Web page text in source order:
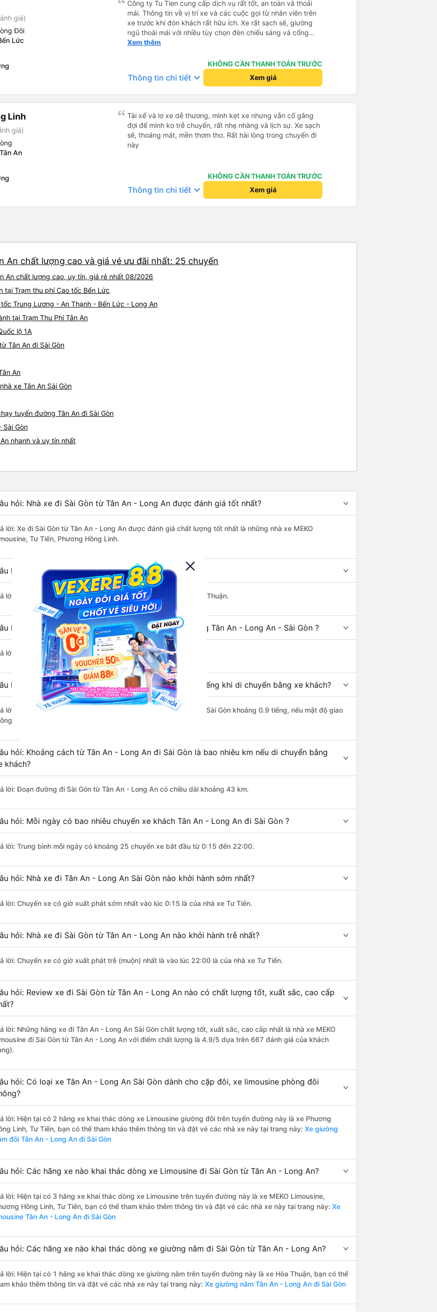
giá)
Đôi
Lức
Công ty Tu Tien cung cấp dịch vụ rất tốt, an toàn và thoải
mái. Thông tin về vị trí xe và các cuộc gọi từ nhân viên trên
xe trước khi đón khách rất hữu ích. Xe rất sạch sẽ, giường
ngủ thoải mái với nhiều tùy chọn đèn chiếu sáng và cổng
USB được đặt ở vị trí thuận tiện. Nhân viên rất lịch sự và xe
Xem thêm
KHÔNG CẦN THANH TOÁN TRƯỚC
Thông tin chi tiết keyboard_arrow_down Xem giá
Linh
giá)
An
Tài xế và lơ xe dễ thương, mình kẹt xe nhưng vẫn cố gắng
đợi để mình ko trễ chuyến, rất nhẹ nhàng và lịch sự. Xe sạch
sẽ, thoáng mát, mền thơm tho. Rất hài lòng trong chuyến đi
này
KHÔNG CẦN THANH TOÁN TRƯỚC
Thông tin chi tiết keyboard_arrow_down Xem giá
An chất lượng cao và giá vé ưu đãi nhất: 25 chuyến
An chất lượng cao, uy tín, giá rẻ nhất 08/2026
tại Trạm thu phí Cao tốc Bến Lức
Trung Lương - An Thạnh - Bến Lức - Long An
tại Trạm Thu Phí Tân An
lộ 1A
Tân An đi Sài Gòn
An
xe Tân An Sài Gòn
tuyến đường Tân An đi Sài Gòn
Sài Gòn
nhanh và uy tín nhất
hỏi: Nhà xe đi Sài Gòn từ Tân An - Long An được đánh giá tốt nhất?
lời: Xe đi Sài Gòn từ Tân An - Long An được đánh giá chất lượng tốt nhất là những nhà xe MEKO
Tư Tiến, Phương Hồng Linh.
hỏi: Xe nào đi Sài Gòn có giá rẻ nhất?
lời: Vé xe rẻ nhất có mức giá là 130.000 đồng của nhà xe Hòa Thuận.
hỏi: Có bao nhiêu nhà xe đang khai thác tuyến đường Tân An - Long An - Sài Gòn ?
lời: Hiện tại có 4 nhà xe khai thác tuyến đường.
hỏi: Từ Tân An - Long An đi Sài Gòn mất bao nhiêu tiếng khi di chuyển bằng xe khách?
lời: Thời gian di chuyển bằng xe khách từ Tân An - Long An đi Sài Gòn khoảng 0.9 tiếng, nếu mật độ giao
thuận lợi.
hỏi: Khoảng cách từ Tân An - Long An đi Sài Gòn là bao nhiêu km nếu di chuyển bằng
khách?
lời: Đoạn đường đi Sài Gòn từ Tân An - Long An có chiều dài khoảng 43 km.
hỏi: Mỗi ngày có bao nhiêu chuyến xe khách Tân An - Long An đi Sài Gòn ?
lời: Trung bình mỗi ngày có khoảng 25 chuyến xe bắt đầu từ 0:15 đến 22:00.
hỏi: Nhà xe đi Tân An - Long An Sài Gòn nào khởi hành sớm nhất?
lời: Chuyến xe có giờ xuất phát sớm nhất vào lúc 0:15 là của nhà xe Tư Tiến.
hỏi: Nhà xe đi Sài Gòn từ Tân An - Long An nào khởi hành trễ nhất?
lời: Chuyến xe có giờ xuất phát trễ (muộn) nhất là vào lúc 22:00 là của nhà xe Tư Tiến.
hỏi: Review xe đi Sài Gòn từ Tân An - Long An nào có chất lượng tốt, xuất sắc, cao cấp
lời: Những hãng xe đi Tân An - Long An Sài Gòn chất lượng tốt, xuất sắc, cao cấp nhất là nhà xe MEKO
đi Sài Gòn từ Tân An - Long An với điểm chất lượng là 4.9/5 dựa trên 667 đánh giá của khách
hỏi: Có loại xe Tân An - Long An Sài Gòn dành cho cặp đôi, xe limousine phòng đôi
lời: Hiện tại có 2 hãng xe khai thác dòng xe Limousine giường đôi trên tuyến đường này là xe Phương
Linh, Tư Tiến, bạn có thể tham khảo thêm thông tin và đặt vé các nhà xe này tại trang này: Xe giường
đôi Tân An - Long An đi Sài Gòn
hỏi: Các hãng xe nào khai thác dòng xe Limousine đi Sài Gòn từ Tân An - Long An?
lời: Hiện tại có 3 hãng xe khai thác dòng xe Limousine trên tuyến đường này là xe MEKO Limousine,
Hồng Linh, Tư Tiến, bạn có thể tham khảo thêm thông tin và đặt vé các nhà xe này tại trang này: Xe
Tân An - Long An đi Sài Gòn
hỏi: Các hãng xe nào khai thác dòng xe giường nằm đi Sài Gòn từ Tân An - Long An?
lời: Hiện tại có 1 hãng xe khai thác dòng xe giường nằm trên tuyến đường này là xe Hòa Thuận, bạn có thể
khảo thêm thông tin và đặt vé các nhà xe này tại trang này: Xe giường nằm Tân An - Long An đi Sài Gòn